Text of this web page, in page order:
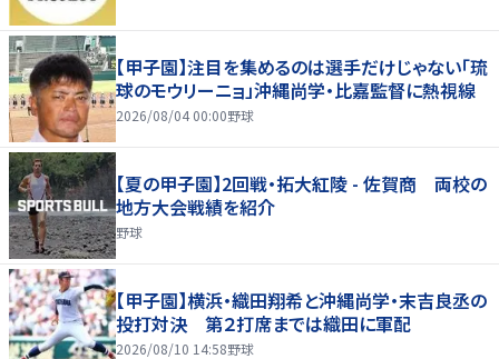
【甲子園】注目を集めるのは選手だけじゃない「琉
球のモウリーニョ」沖縄尚学・比嘉監督に熱視線
2026/08/04 00:00野球
【夏の甲子園】2回戦・拓大紅陵 - 佐賀商 両校の
地方大会戦績を紹介
野球
【甲子園】横浜・織田翔希と沖縄尚学・末吉良丞の
投打対決 第２打席までは織田に軍配
2026/08/10 14:58野球